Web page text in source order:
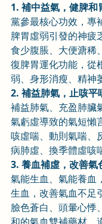
1. 補中益氣，健脾和
黨參最核心功效，專
脾胃虛弱引發的神疲
食少腹脹、大便溏稀
復脾胃運化功能，從
弱、身形消瘦、精神
2. 補益肺氣，止咳平
補益肺氣、充盈肺臟
氣虧虛導致的氣短懶
咳虛喘、動則氣喘、
病肺虛、換季體虛咳
3. 養血補虛，改善氣
氣能生血、氣能養血
生血，改善氣血不足
臉色蒼白、頭暈心悸